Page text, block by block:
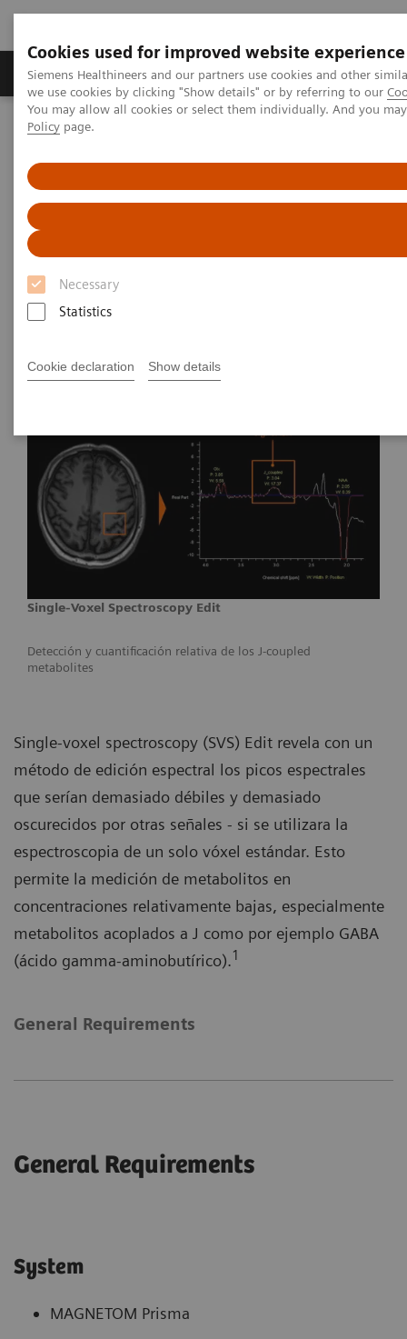
Cookies used for improved website experience
Siemens Healthineers and our partners use cookies and other
we use cookies by clicking "Show details" or by referring to our
You may allow all cookies or select them individually. And you
Policy page.
Necessary
Statistics
Cookie declaration Show details
Productos y servicios Especialidades Clínicas
Siemens Healthineers Latinoamérica
Opciones y actualizaciones
Single-Voxel Spectroscopy Edit
Single-Voxel Spectroscopy Edit
Detección y cuantificación relativa de los J-
coupled metabolites
Single-Voxel Spectroscopy Edit
Detección y cuantificación relativa de los J-coupled
metabolites
Single-voxel spectroscopy (SVS) Edit revela con un
método de edición espectral los picos espectrales
que serían demasiado débiles y demasiado
oscurecidos por otras señales - si se utilizara la
espectroscopia de un solo vóxel estándar. Esto
permite la medición de metabolitos en
concentraciones relativamente bajas, especialmente
metabolitos acoplados a J como por ejemplo GABA
(ácido gamma-aminobutírico).1
General Requirements
General Requirements
System
MAGNETOM Prisma